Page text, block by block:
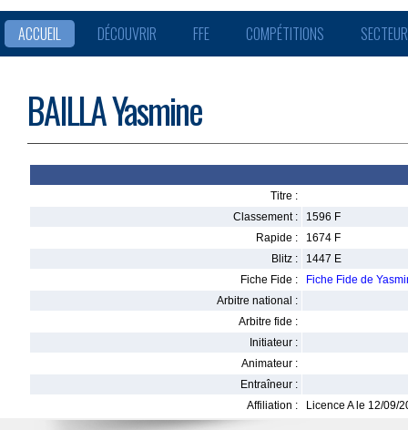
ACCUEIL DÉCOUVRIR FFE COMPÉTITIONS
BAILLA Yasmine
Titre :
Classement :
1596 F
Rapide :
1674 F
Blitz :
1447 E
Fiche Fide :
Fiche Fide de
Arbitre national :
Arbitre fide :
Initiateur :
Animateur :
Entraîneur :
Affiliation :
Licence A le 12/09/